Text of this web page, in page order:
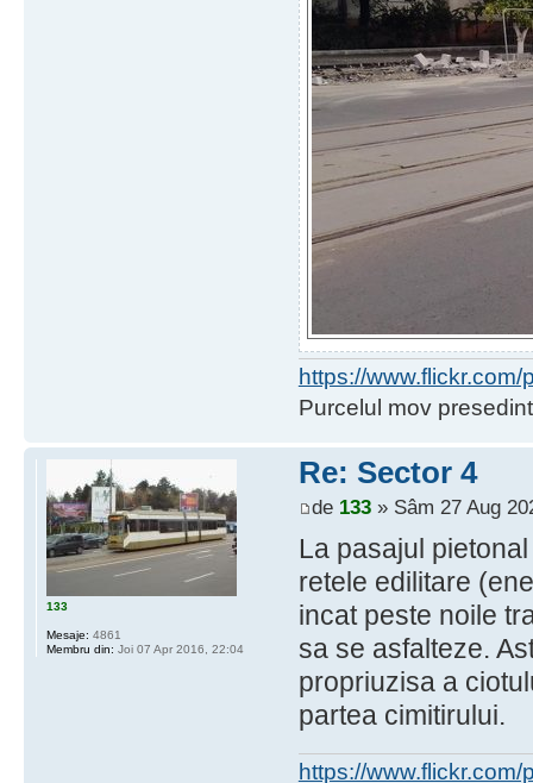
https://
Purcelul mov
Re: Sector 4
de 133» Sâm 27 Aug
La pasajul
retele edilitare
incat peste noile
sa se asfalteze.
propriuzisa a
partea cimitirului.
https://
133
Mesaje: 4861
Membru din: Joi 07 Apr 2016, 22:04